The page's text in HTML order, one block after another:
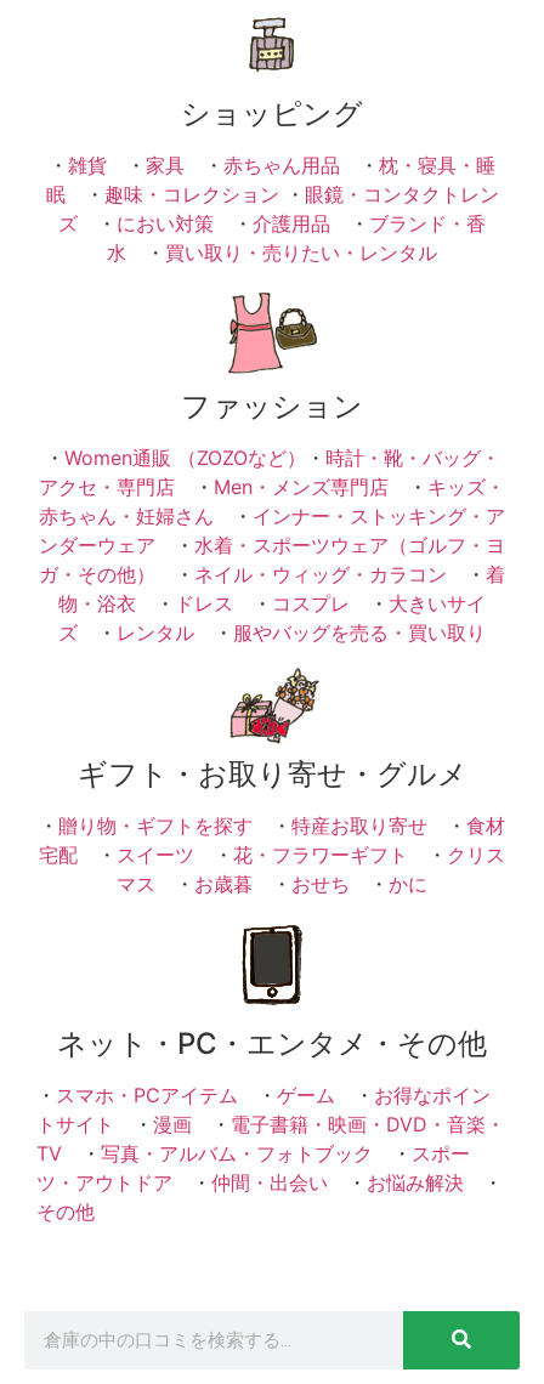
ショッピング
・ 雑貨 ・ 家具 ・ 赤ちゃん用品 ・ 枕・寝具・睡
眠・ 趣味・コレクション ・ 眼鏡・コンタクトレン
ズ ・ におい対策 ・ 介護用品 ・ ブランド・香
水 ・ 買い取り・売りたい・レンタル
ファッション
・ Women通販 （ZOZOなど） ・ 時計・靴・バッグ・
アクセ・専門店 ・ Men・メンズ専門店 ・ キッズ・
赤ちゃん・妊婦さん ・ インナー・ストッキング・ア
ンダーウェア ・ 水着・スポーツウェア（ゴルフ・ヨ
ガ・その他）
・ ネイル・ウィッグ・カラコン ・ 着
物・浴衣 ・ ドレス ・ コスプレ ・ 大きいサイ
ズ ・ レンタル ・ 服やバッグを売る・買い取り
ギフト・お取り寄せ・グルメ
・ 贈り物・ギフトを探す ・ 特産お取り寄せ ・ 食材
宅配 ・ スイーツ ・ 花・フラワーギフト ・ クリス
マス ・ お歳暮 ・ おせち ・ かに
ネット・PC・エンタメ・その他
・ スマホ・PCアイテム ・ ゲーム ・ お得なポイン
トサイト
・ 漫画 ・ 電子書籍・映画・DVD・音楽・
TV ・ 写真・アルバム・フォトブック ・ スポー
ツ・アウトドア ・ 仲間・出会い ・ お悩み解決 ・
その他